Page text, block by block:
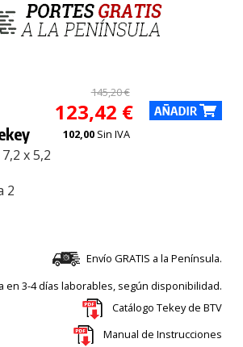
x 5,2
2
145,20 €
123,42 €
102,00 Sin IVA
Envío GRATIS a la Península.
en 3-4 días laborables, según disponibilidad.
Catálogo Tekey de BTV
Manual de Instrucciones